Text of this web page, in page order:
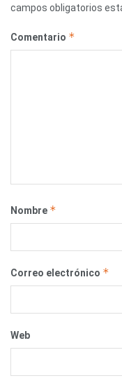
campos obligatorios
Comentario *
Nombre *
Correo electrónico *
Web